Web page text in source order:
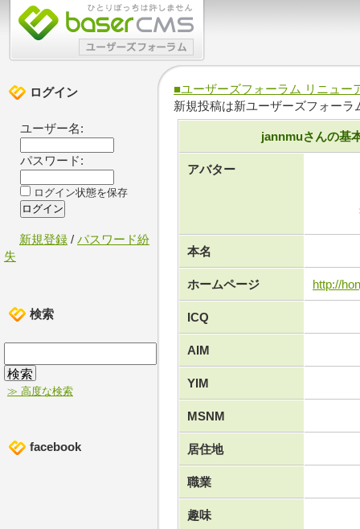
■ユーザーズフォーラム リニュー
新規投稿は新ユーザーズフォーラ
jannmuさんの基
アバター
本名
ホームページ http://
ICQ
AIM
YIM
MSNM
居住地
職業
趣味
ログイン
ユーザー名:
パスワード:
ログイン状態を保存
新規登録 / パスワード紛
失
検索
≫ 高度な検索
facebook